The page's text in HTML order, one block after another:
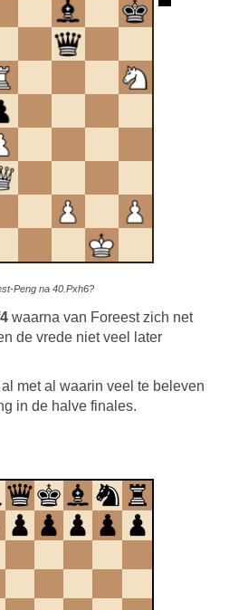
Peng na 40.Pxh6?
waarna van Foreest zich net
de vrede niet veel later
met al waarin veel te beleven
in de halve finales.